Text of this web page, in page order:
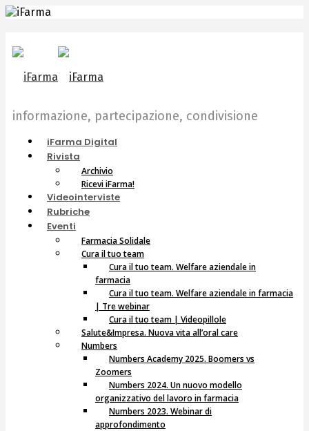
informazione, partecipazione, condivisione
iFarma Digital
Rivista
Archivio
Ricevi iFarma!
Videointerviste
Rubriche
Eventi
Farmacia Solidale
Cura il tuo team
Cura il tuo team. Welfare aziendale in
farmacia
Cura il tuo team. Welfare aziendale in farmacia
| Tre webinar
Cura il tuo team | Videopillole
Salute&Impresa. Nuova vita all’oral care
Numbers
Numbers Academy 2025. Boomers vs
Zoomers
Numbers 2024. Un nuovo modello
organizzativo del lavoro in farmacia
Numbers 2023. Webinar di
approfondimento